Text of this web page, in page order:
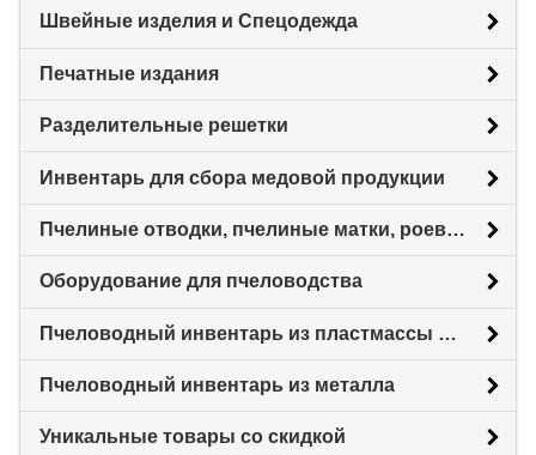
Швейные изделия и Спецодежда
Печатные издания
Разделительные решетки
Инвентарь для сбора медовой продукции
Пчелиные отводки, пчелиные матки, роевни
Оборудование для пчеловодства
Пчеловодный инвентарь из пластмассы для пасеки
Пчеловодный инвентарь из металла
Уникальные товары со скидкой